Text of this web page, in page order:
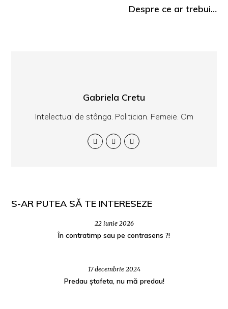
Despre ce ar trebui…
Gabriela Cretu
Intelectual de stânga. Politician. Femeie. Om
S-AR PUTEA SĂ TE INTERESEZE
22 iunie 2026
În contratimp sau pe contrasens ?!
17 decembrie 2024
Predau ștafeta, nu mă predau!